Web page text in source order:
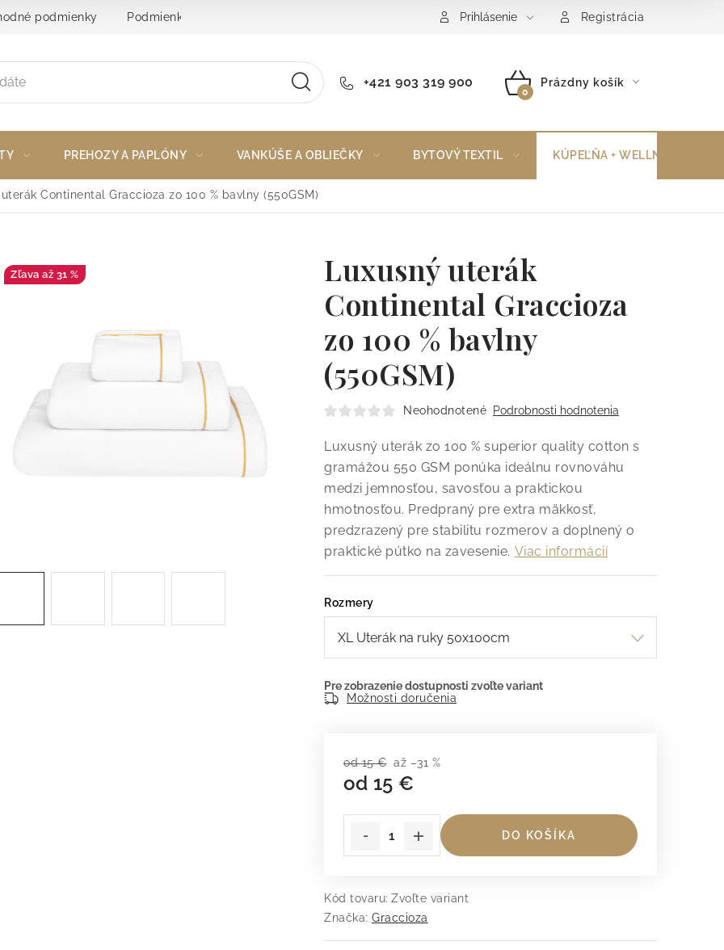
podmienky Podmienky ochrany osobných údajov Reklamačný poriadok Vrátenie tovaru
Prihlásenie Registrácia
+421 903 319 900
NÁKUPNÝ
Prázdny košík
PREHOZY A PAPLÓNY VANKÚŠE A OBLIEČKY BYTOVÝ TEXTIL KÚPEĽŇA + WELLNESS
Continental Graccioza zo 100 % bavlny (550GSM)
Luxusný uterák
Continental Graccioza
zo 100 % bavlny
(550GSM)
Neohodnotené Podrobnosti hodnotenia
Luxusný uterák zo 100 % superior quality cotton s
gramážou 550 GSM ponúka ideálnu rovnováhu
medzi jemnosťou, savosťou a praktickou
hmotnosťou. Predpraný pre extra mäkkosť,
predzrazený pre stabilitu rozmerov a doplnený o
praktické pútko na zavesenie. Viac informácií
Rozmery
Možnosti doručenia
od 15 € až –31 %
od 15 €
DO KOŠÍKA
Kód tovaru: Zvoľte variant
Značka: Graccioza
až 31 %